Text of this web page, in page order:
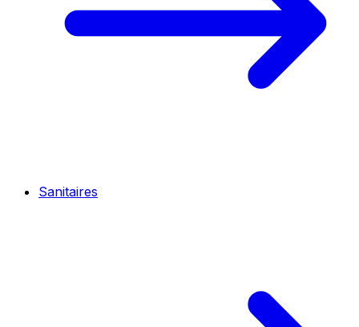
Sanitaires